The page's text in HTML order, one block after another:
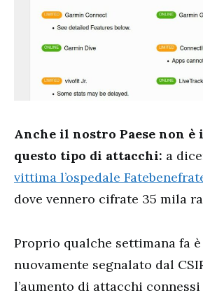
Anche il nostro Paese non è
questo tipo di attacchi: a
vittima l’ospedale
dove vennero cifrate 35 mila
Proprio qualche settimana fa
nuovamente segnalato dal
l’aumento di attacchi connessi